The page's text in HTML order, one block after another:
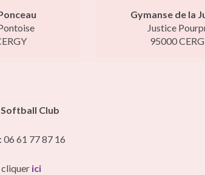
Gymanse de la
Justice
95000
Club
: 06 61 77 87 16
ici